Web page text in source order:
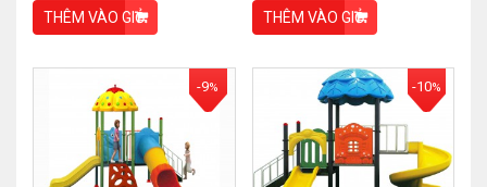
THÊM VÀO GIỎ THÊM VÀO GIỎ
-9% -10%